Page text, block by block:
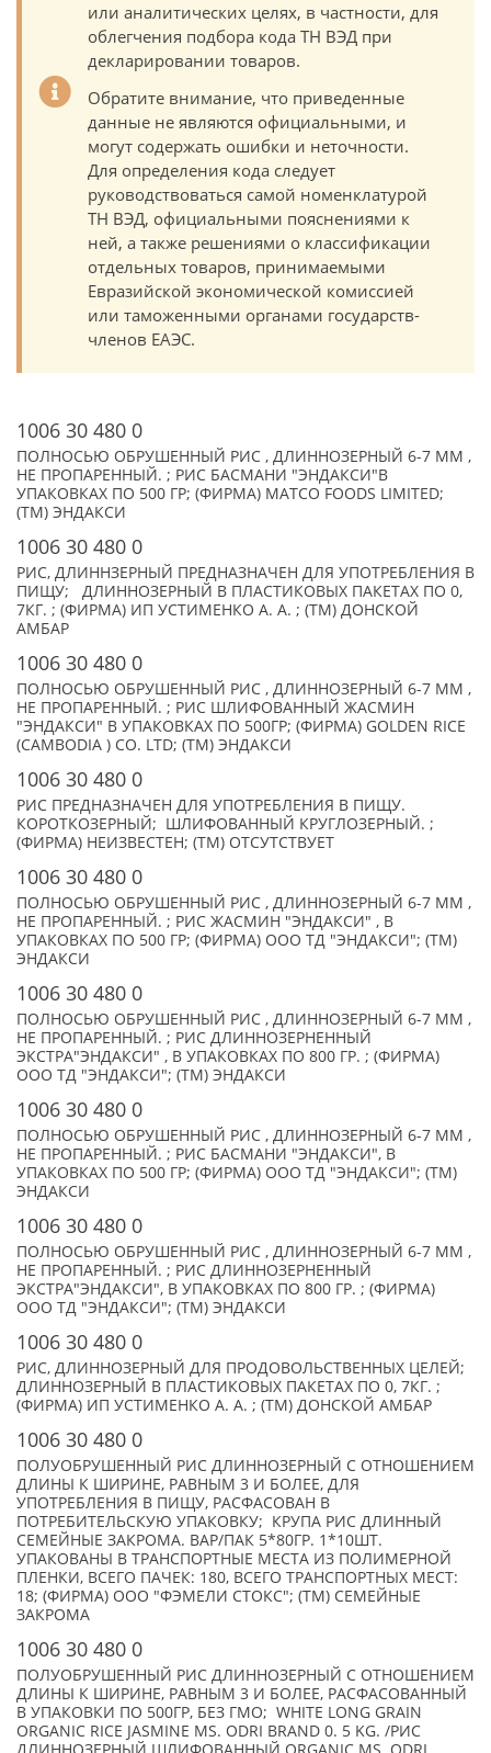
или аналитических целях, в частности, для
облегчения подбора кода ТН ВЭД при
декларировании товаров.
Обратите внимание, что приведенные
данные не являются официальными, и
могут содержать ошибки и неточности.
Для определения кода следует
руководствоваться самой номенклатурой
ТН ВЭД, официальными пояснениями к
ней, а также решениями о классификации
отдельных товаров, принимаемыми
Евразийской экономической комиссией
или таможенными органами государств-
членов ЕАЭС.
1006 30 480 0
ПОЛНОСЬЮ ОБРУШЕННЫЙ РИС , ДЛИННОЗЕРНЫЙ 6-7 ММ ,
НЕ ПРОПАРЕННЫЙ. ; РИС БАСМАНИ "ЭНДАКСИ"В
УПАКОВКАХ ПО 500 ГР; (ФИРМА) MATCO FOODS LIMITED;
(TM) ЭНДАКСИ
1006 30 480 0
РИС, ДЛИННЗЕРНЫЙ ПРЕДНАЗНАЧЕН ДЛЯ УПОТРЕБЛЕНИЯ В
ПИЩУ; ДЛИННОЗЕРНЫЙ В ПЛАСТИКОВЫХ ПАКЕТАХ ПО 0,
7КГ. ; (ФИРМА) ИП УСТИМЕНКО А. А. ; (TM) ДОНСКОЙ
АМБАР
1006 30 480 0
ПОЛНОСЬЮ ОБРУШЕННЫЙ РИС , ДЛИННОЗЕРНЫЙ 6-7 ММ ,
НЕ ПРОПАРЕННЫЙ. ; РИС ШЛИФОВАННЫЙ ЖАСМИН
"ЭНДАКСИ" В УПАКОВКАХ ПО 500ГР; (ФИРМА) GOLDEN RICE
(CAMBODIA ) CO. LTD; (TM) ЭНДАКСИ
1006 30 480 0
РИС ПРЕДНАЗНАЧЕН ДЛЯ УПОТРЕБЛЕНИЯ В ПИЩУ.
КОРОТКОЗЕРНЫЙ; ШЛИФОВАННЫЙ КРУГЛОЗЕРНЫЙ. ;
(ФИРМА) НЕИЗВЕСТЕН; (TM) ОТСУТСТВУЕТ
1006 30 480 0
ПОЛНОСЬЮ ОБРУШЕННЫЙ РИС , ДЛИННОЗЕРНЫЙ 6-7 ММ ,
НЕ ПРОПАРЕННЫЙ. ; РИС ЖАСМИН "ЭНДАКСИ" , В
УПАКОВКАХ ПО 500 ГР; (ФИРМА) ООО ТД "ЭНДАКСИ"; (TM)
ЭНДАКСИ
1006 30 480 0
ПОЛНОСЬЮ ОБРУШЕННЫЙ РИС , ДЛИННОЗЕРНЫЙ 6-7 ММ ,
НЕ ПРОПАРЕННЫЙ. ; РИС ДЛИННОЗЕРНЕННЫЙ
ЭКСТРА"ЭНДАКСИ" , В УПАКОВКАХ ПО 800 ГР. ; (ФИРМА)
ООО ТД "ЭНДАКСИ"; (TM) ЭНДАКСИ
1006 30 480 0
ПОЛНОСЬЮ ОБРУШЕННЫЙ РИС , ДЛИННОЗЕРНЫЙ 6-7 ММ ,
НЕ ПРОПАРЕННЫЙ. ; РИС БАСМАНИ "ЭНДАКСИ", В
УПАКОВКАХ ПО 500 ГР; (ФИРМА) ООО ТД "ЭНДАКСИ"; (TM)
ЭНДАКСИ
1006 30 480 0
ПОЛНОСЬЮ ОБРУШЕННЫЙ РИС , ДЛИННОЗЕРНЫЙ 6-7 ММ ,
НЕ ПРОПАРЕННЫЙ. ; РИС ДЛИННОЗЕРНЕННЫЙ
ЭКСТРА"ЭНДАКСИ", В УПАКОВКАХ ПО 800 ГР. ; (ФИРМА)
ООО ТД "ЭНДАКСИ"; (TM) ЭНДАКСИ
1006 30 480 0
РИС, ДЛИННОЗЕРНЫЙ ДЛЯ ПРОДОВОЛЬСТВЕННЫХ ЦЕЛЕЙ;
ДЛИННОЗЕРНЫЙ В ПЛАСТИКОВЫХ ПАКЕТАХ ПО 0, 7КГ. ;
(ФИРМА) ИП УСТИМЕНКО А. А. ; (TM) ДОНСКОЙ АМБАР
1006 30 480 0
ПОЛУОБРУШЕННЫЙ РИС ДЛИННОЗЕРНЫЙ С ОТНОШЕНИЕМ
ДЛИНЫ К ШИРИНЕ, РАВНЫМ 3 И БОЛЕЕ, ДЛЯ
УПОТРЕБЛЕНИЯ В ПИЩУ, РАСФАСОВАН В
ПОТРЕБИТЕЛЬСКУЮ УПАКОВКУ; КРУПА РИС ДЛИННЫЙ
СЕМЕЙНЫЕ ЗАКРОМА. ВАР/ПАК 5*80ГР. 1*10ШТ.
УПАКОВАНЫ В ТРАНСПОРТНЫЕ МЕСТА ИЗ ПОЛИМЕРНОЙ
ПЛЕНКИ, ВСЕГО ПАЧЕК: 180, ВСЕГО ТРАНСПОРТНЫХ МЕСТ:
18; (ФИРМА) ООО "ФЭМЕЛИ СТОКС"; (TM) СЕМЕЙНЫЕ
ЗАКРОМА
1006 30 480 0
ПОЛУОБРУШЕННЫЙ РИС ДЛИННОЗЕРНЫЙ С ОТНОШЕНИЕМ
ДЛИНЫ К ШИРИНЕ, РАВНЫМ 3 И БОЛЕЕ, РАСФАСОВАННЫЙ
В УПАКОВКИ ПО 500ГР, БЕЗ ГМО; WHITE LONG GRAIN
ORGANIC RICE JASMINE MS. ODRI BRAND 0. 5 KG. /РИС